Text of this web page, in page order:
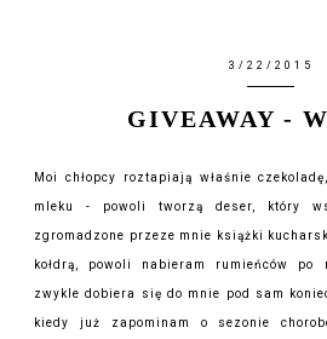
3/22/2015
GIVEAWAY -
Moi chłopcy roztapiają właśnie
mleku - powoli tworzą deser, który
zgromadzone przeze mnie książki
kołdrą, powoli nabieram rumieńców po
zwykle dobiera się do mnie pod sam
kiedy już zapominam o sezonie